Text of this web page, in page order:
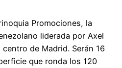
Promociones, la
liderada por Axel
de Madrid. Serán 16
que ronda los 120